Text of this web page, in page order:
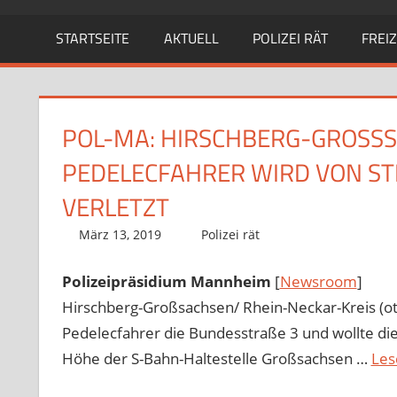
STARTSEITE AKTUELL POLIZEI RÄT
POL-MA: HIRSCHBERG-
EDELECFAHRER WIRD VON
RLETZT
März 13, 2019 Richard Uhl
Polizei rät
Polizeipräsidium Mannheim [Newsroom]
Hirschberg-Großsachsen/ Rhein-Neckar-Kreis
Pedelecfahrer die Bundesstraße 3 und wollte
Höhe der S-Bahn-Haltestelle Großsachsen …